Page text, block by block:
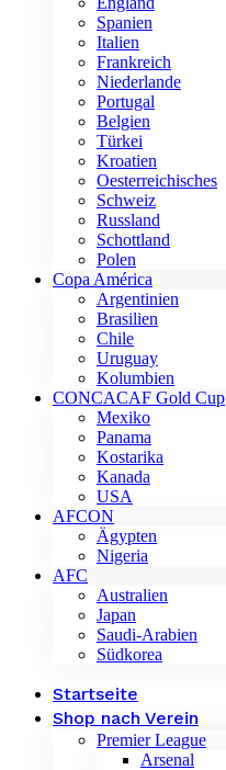
Spanien
Italien
Frankreich
Niederlande
Portugal
Belgien
Türkei
Kroatien
Oesterreichisches
Schweiz
Russland
Schottland
Polen
Copa América
Argentinien
Brasilien
Chile
Uruguay
Kolumbien
CONCACAF Gold Cup
Mexiko
Panama
Kostarika
Kanada
USA
AFCON
Ägypten
Nigeria
AFC
Australien
Japan
Saudi-Arabien
Südkorea
Startseite
Shop nach Verein
Premier League
Arsenal